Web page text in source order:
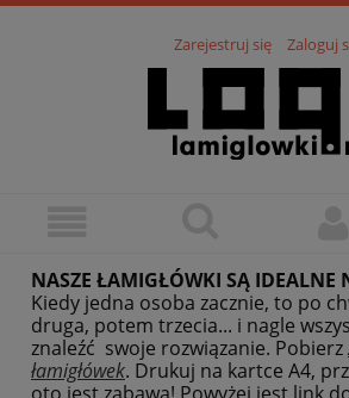
Zarejestruj się Zaloguj
NASZE ŁAMIGŁÓWKI SĄ IDEALNE
Kiedy jedna osoba zacznie, to po
druga, potem trzecia... i nagle
znaleźć swoje rozwiązanie. Pobierz
łamigłówek. Drukuj na kartce A4,